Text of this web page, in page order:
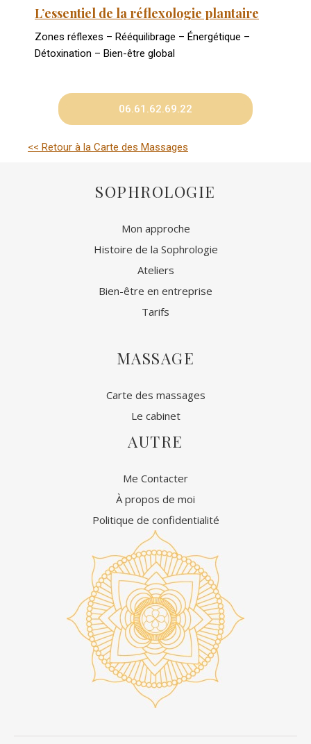
L’essentiel de la réflexologie plantaire
Zones réflexes – Rééquilibrage – Énergétique –
Détoxination – Bien-être global
06.61.62.69.22
<< Retour à la Carte des Massages
SOPHROLOGIE
Mon approche
Histoire de la Sophrologie
Ateliers
Bien-être en entreprise
Tarifs
MASSAGE
Carte des massages
Le cabinet
AUTRE
Me Contacter
À propos de moi
Politique de confidentialité